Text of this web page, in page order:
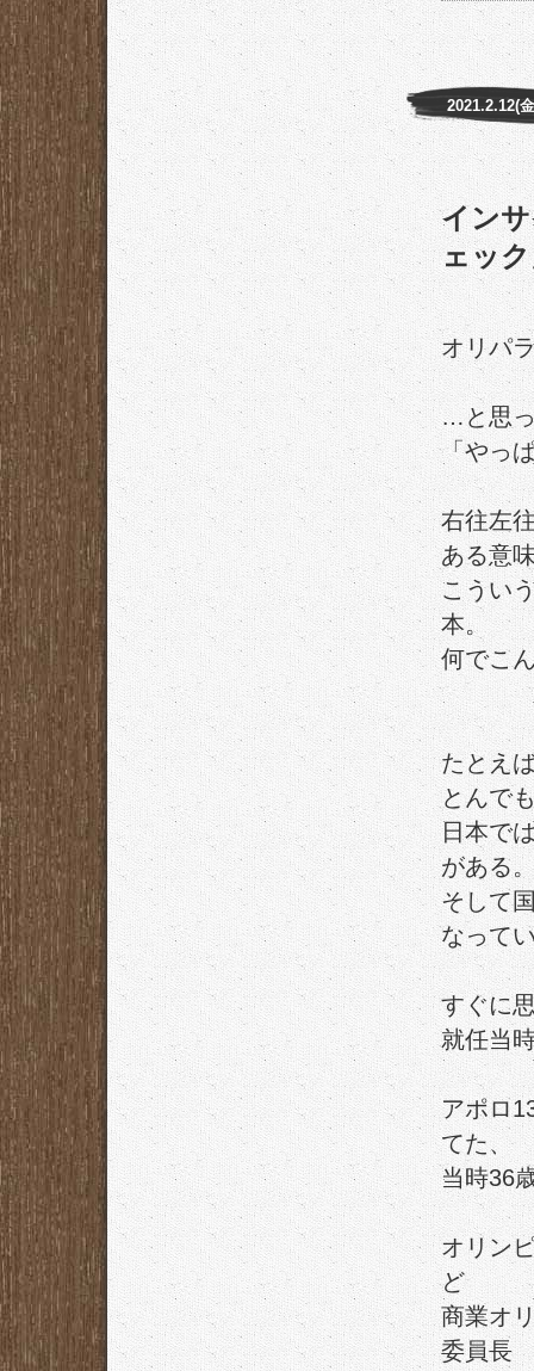
2021.2.12(
イン
ェッ
オリパ
…と思
「やっ
右往左
ある意
こうい
本。
何でこ
たとえ
とんで
日本で
がある
そして
なって
すぐに
就任当
アポロ
てた、
当時36
オリン
ど
商業オ
委員長